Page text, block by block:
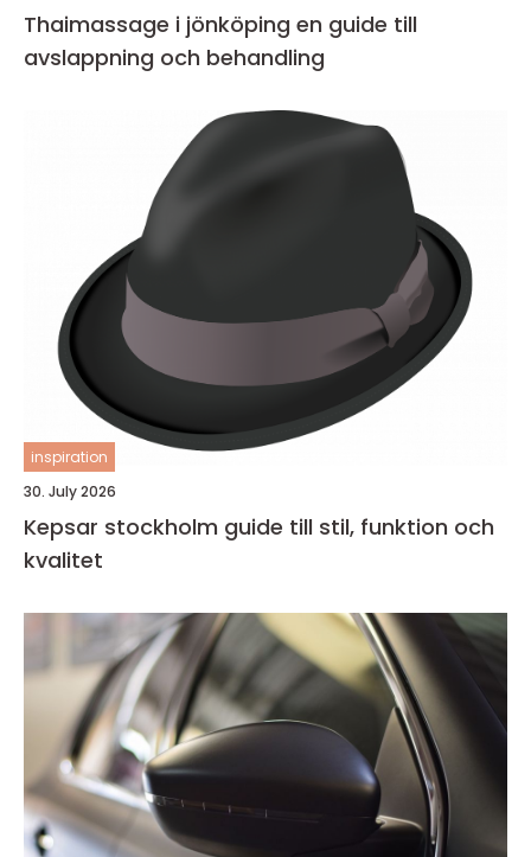
Thaimassage i jönköping en guide till
avslappning och behandling
inspiration
30. July 2026
Kepsar stockholm guide till stil, funktion och
kvalitet